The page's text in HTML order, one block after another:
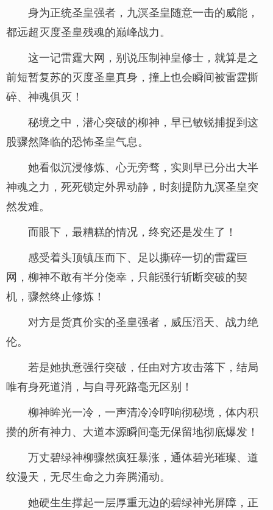
身为正统圣皇强者，九溟圣皇随意一击的威能，
都远超灭度圣皇残魂的巅峰战力。
这一记雷霆大网，别说压制神皇修士，就算是之
前短暂复苏的灭度圣皇真身，撞上也会瞬间被雷霆撕
碎、神魂俱灭！
秘境之中，潜心突破的柳神，早已敏锐捕捉到这
股骤然降临的恐怖圣皇气息。
她看似沉浸修炼、心无旁骛，实则早已分出大半
神魂之力，死死锁定外界动静，时刻提防九溟圣皇突
然发难。
而眼下，最糟糕的情况，终究还是发生了！
感受着头顶镇压而下、足以撕碎一切的雷霆巨
网，柳神不敢有半分侥幸，只能强行斩断突破的契
机，骤然终止修炼！
对方是货真价实的圣皇强者，威压滔天、战力绝
伦。
若是她执意强行突破，任由对方攻击落下，结局
唯有身死道消，与自寻死路毫无区别！
柳神眸光一冷，一声清冷冷哼响彻秘境，体内积
攒的所有神力、大道本源瞬间毫无保留地彻底爆发！
万丈碧绿神柳骤然疯狂暴涨，通体碧光璀璨、道
纹漫天，无尽生命之力奔腾涌动。
她硬生生撑起一层厚重无边的碧绿神光屏障，正